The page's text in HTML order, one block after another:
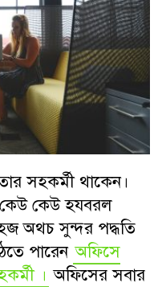
সহকর্মী থাকেন।
কেউ হযবরল
অথচ সুন্দর পদ্ধতি
পারেন অফিসে
। অফিসের সবার